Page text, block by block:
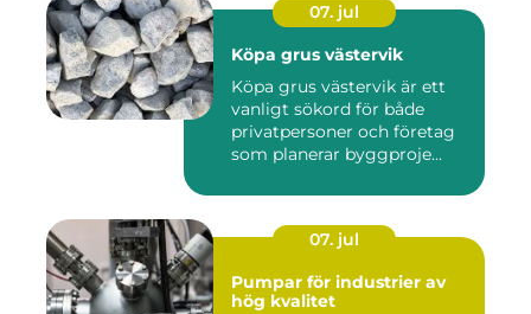
07. jul
Köpa grus västervik
Köpa grus västervik är ett
vanligt sökord för både
privatpersoner och företag
som planerar byggproje...
07. jul
Pumpar för industrier av
hög kvalitet